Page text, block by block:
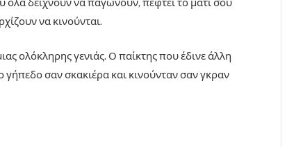
να κινούνται.
ολόκληρης γενιάς. Ο παίκτης που έδινε άλλη
σαν σκακιέρα και κινούνταν σαν γκραν